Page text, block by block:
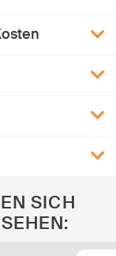
SICH